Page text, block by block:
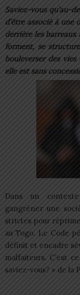
Saviez-vous qu’au-
d’être associé à une
derrière les barreaux
forment, se
bouleverser des
elle est sans
Dans un
gangréner une
strictes pour
au Togo. Le Code
définit et encadre
malfaiteurs. C’est
saviez-vous? » de la